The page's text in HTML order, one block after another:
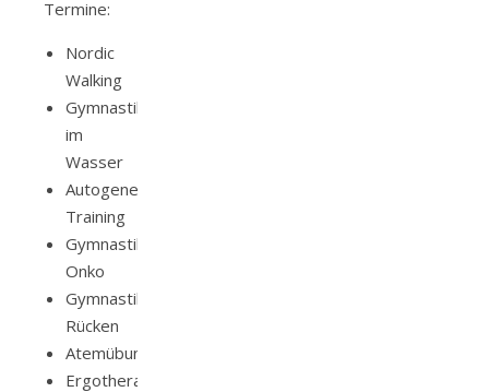
Termine:
Nordic
Walking
Gymnastik
im
Wasser
Autogenes
Training
Gymnastik
Onko
Gymnastik
Rücken
Atemübungen
Ergotherapie